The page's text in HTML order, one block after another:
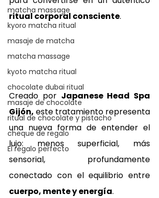
matcha massage
kyoro matcha ritual
masaje de matcha
matcha massage
kyoto matcha ritual
chocolate dubai ritual
masaje de chocolate
ritual de chocolate y pistacho
cheque de regalo
El regalo perfecto
ritual corporal consciente.
Creado por Japanese Head Spa
Gijón, este tratamiento representa
una nueva forma de entender el
lujo: menos superficial, más
sensorial, profundamente
cuerpo, mente y energía.